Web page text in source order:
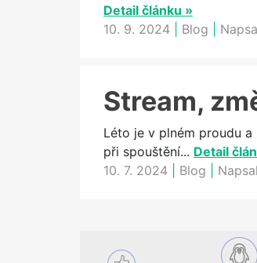
Detail článku »
10. 9. 2024
Blog
Stream,
Léto je v plném proudu
při spouštění... Detail
10. 7. 2024
Blog